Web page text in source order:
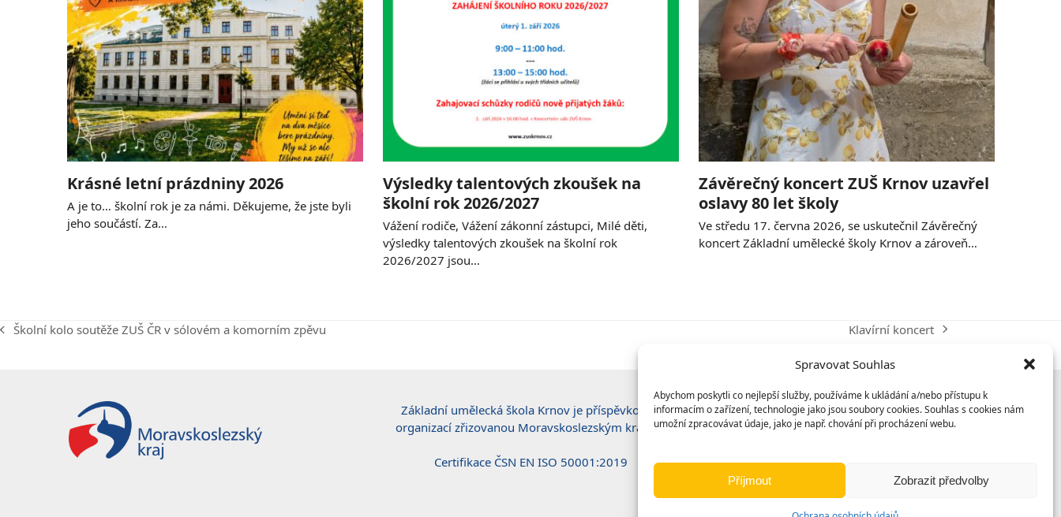
Spravovat Souhlas
Abychom poskytli co nejlepší služby, používáme k ukládání a/nebo přístupu k
informacím o zařízení, technologie jako jsou soubory cookies. Souhlas s cookies nám
umožní zpracovávat údaje, jako je např. chování při procházení webu.
Příjmout Zobrazit předvolby
Krásné letní prázdniny 2026
A je to… školní rok je za námi. Děkujeme, že jste byli
jeho součástí. Za…
Výsledky talentových zkoušek na
školní rok 2026/2027
Vážení rodiče, Vážení zákonní zástupci, Milé děti,
výsledky talentových zkoušek na školní rok
2026/2027 jsou…
Závěrečný koncert ZUŠ Krnov uzavřel
oslavy 80 let školy
Ve středu 17. června 2026, se uskutečnil Závěrečný
koncert Základní umělecké školy Krnov a zároveň…
previous
Školní kolo soutěže ZUŠ ČR v sólovém a komorním zpěvu
next
Klavírní koncert
Základní umělecká škola Krnov je příspěvkovou
organizací zřizovanou Moravskoslezským krajem.
Certifikace ČSN EN ISO 50001:2019